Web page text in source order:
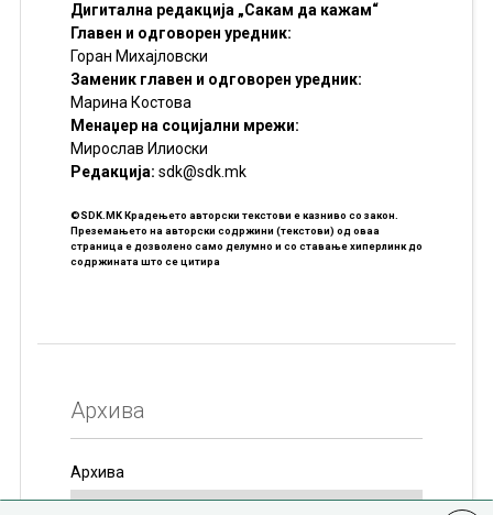
Дигитална редакција „Сакам да кажам“
Главен и одговорен уредник:
Горан Михајловски
Заменик главен и одговорен уредник:
Марина Костова
Менаџер на социјални мрежи:
Мирослав Илиоски
Редакцијa: sdk@sdk.mk
©SDK.MK Крадењето авторски текстови е казниво со закон.
Преземањето на авторски содржини (текстови) од оваа
страница е дозволено само делумно и со ставање хиперлинк до
содржината што се цитира
Архива
Архива